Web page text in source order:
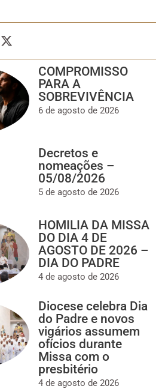
COMPROMISSO
PARA A
SOBREVIVÊNCIA
6 de agosto de 2026
Decretos e
nomeações –
05/08/2026
5 de agosto de 2026
HOMILIA DA MISSA
DO DIA 4 DE
AGOSTO DE 2026 –
DIA DO PADRE
4 de agosto de 2026
Diocese celebra Dia
do Padre e novos
vigários assumem
ofícios durante
Missa com o
presbitério
4 de agosto de 2026